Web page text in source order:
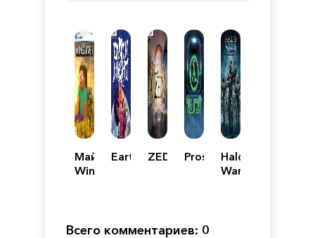
Майнкрафт
Windows
EarthNight
ZED ProspektHalo
Wars:
Всего комментариев: 0